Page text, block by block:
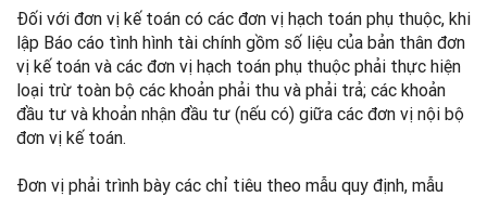
Đối với đơn vị kế toán có các đơn vị hạch toán phụ thuộc, khi
lập Báo cáo tình hình tài chính gồm số liệu của bản thân đơn
vị kế toán và các đơn vị hạch toán phụ thuộc phải thực hiện
loại trừ toàn bộ các khoản phải thu và phải trả; các khoản
đầu tư và khoản nhận đầu tư (nếu có) giữa các đơn vị nội bộ
đơn vị kế toán.
Đơn vị phải trình bày các chỉ tiêu theo mẫu quy định, mẫu